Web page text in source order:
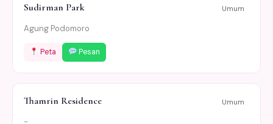
Sudirman Park Umum
Agung Podomoro
Peta Pesan
Thamrin Residence Umum
-